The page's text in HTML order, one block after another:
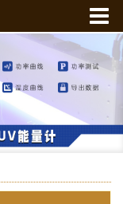
关于我们
产品中心
新闻中心
光学实验室